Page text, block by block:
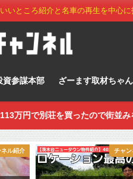
いところ紹介と名車の再生を中心
資参謀本部 ざーます取材ちゃ
万円で別荘を買ったので街並み
ネル紹介 チャン